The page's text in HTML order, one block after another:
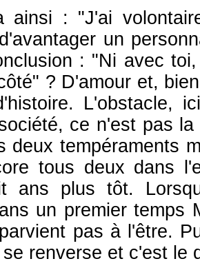
ainsi : "J'ai
un
: "Ni avec
? D'amour et,
L'obstacle,
ce n'est pas
deux tempéraments
tous deux dans
ans plus tôt.
un premier temps
pas à l'être.
renverse et c'est le